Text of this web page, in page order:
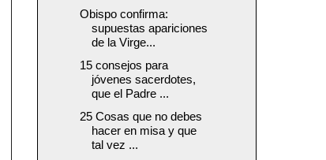
Obispo confirma:
supuestas apariciones
de la Virge...
15 consejos para
jóvenes sacerdotes,
que el Padre ...
25 Cosas que no debes
hacer en misa y que
tal vez ...